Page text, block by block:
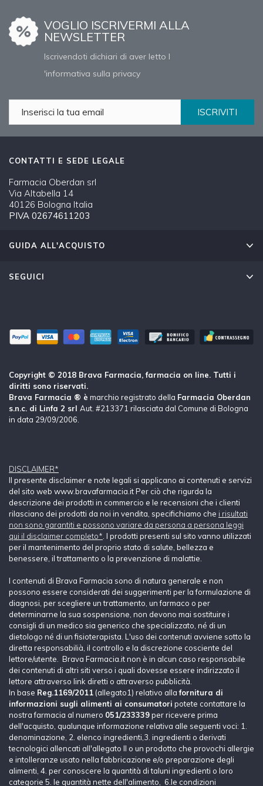
VOGLIO ISCRIVERMI ALLA
NEWSLETTER
Iscrivendoti dichiari di aver letto l
'informativa sulla privacy
ISCRIVITI
CONTATTI E SEDE LEGALE
Farmacia Oberdan srl
Via Altabella 14
40126 Bologna Italia
PIVA 02674611203
GUIDA ALL'ACQUISTO
SEGUICI
Copyright © 2018 Brava Farmacia, farmacia on line. Tutti i
diritti sono riservati.
Brava Farmacia ® è marchio registrato della Farmacia Oberdan
s.n.c. di Linfa 2 srl Aut. #213371 rilasciata dal Comune di Bologna
in data 29/09/2006.
DISCLAIMER*
Il presente disclaimer e note legali si applicano ai contenuti e servizi
del sito web www.bravafarmacia.it Per ciò che rigurda la
descrizione dei prodotti in commercio e le recensioni che i clienti
rilasciano dei prodotti da noi in vendita, specifichiamo che i risultati
non sono garantiti e possono variare da persona a persona leggi
qui il disclaimer completo* . I prodotti presenti sul sito vanno utilizzati
per il mantenimento del proprio stato di salute, bellezza e
benessere, il trattamento o la prevenzione di malattie.
I contenuti di Brava Farmacia sono di natura generale e non
possono essere considerati dei suggerimenti per la formulazione di
diagnosi, per scegliere un trattamento, un farmaco o per
determinarne la sua sospensione, non devono mai sostituire i
consigli di un medico sia generico che specializzato, né di un
dietologo né di un fisioterapista. L'uso dei contenuti avviene sotto la
diretta responsabilià, il controllo e la discrezione cosciente del
lettore/utente. Brava Farmacia.it non è in alcun caso responsabile
dei contenuti di altri siti verso i quali dovesse essere indirizzato il
lettore attraverso link diretti o attraverso pubblicità.
In base Reg.1169/2011 (allegato1) relativo allafornitura di
informazioni sugli alimenti ai consumatori potete contattare la
nostra farmacia al numero 051/233339per ricevere prima
dell'acquisto, qualunque informazione relativa alle seguenti voci: 1.
denominazione, 2. elenco ingredienti,3. ingredienti o derivati
tecnologici allencati all'allegato II o un prodotto che provochi allergie
e intolleranze usato nella fabbricazione e/o preparazione degli
alimenti, 4. per conoscere la quantità di taluni ingredienti o loro
categorie 5. le quantità nette dell'alimento, 6.le condizioni